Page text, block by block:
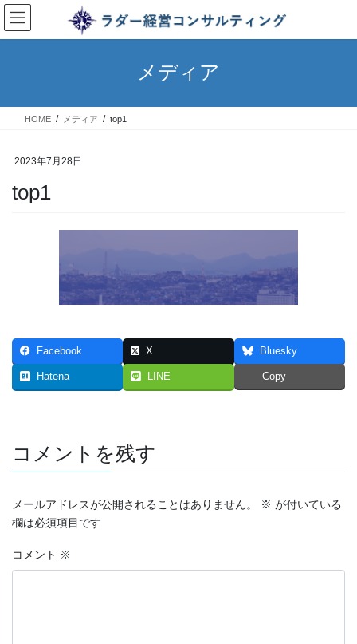
コ
ン
テ
ス
ナ
ビ
ゲ
ン
メディア
HOME メディア top1
2023年7月28日
top1
Facebook X Bluesky
Hatena LINE Copy
コメントを残す
メールアドレスが公開されることはありません。 ※ が付いている
欄は必須項目です
コメント ※